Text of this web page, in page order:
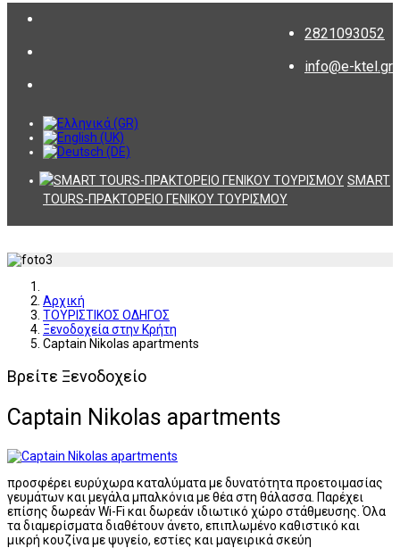
2821093052
info@e-ktel.gr
SMART
TOURS-ΠΡΑΚΤΟΡΕΙΟ ΓΕΝΙΚΟΥ ΤΟΥΡΙΣΜΟΥ
Αρχική
ΤΟΥΡΙΣΤΙΚΟΣ ΟΔΗΓΟΣ
Ξενοδοχεία στην Κρήτη
Captain Nikolas apartments
Βρείτε Ξενοδοχείο
Captain Nikolas apartments
προσφέρει ευρύχωρα καταλύματα με δυνατότητα προετοιμασίας
γευμάτων και μεγάλα μπαλκόνια με θέα στη θάλασσα. Παρέχει
επίσης δωρεάν Wi-Fi και δωρεάν ιδιωτικό χώρο στάθμευσης. Όλα
τα διαμερίσματα διαθέτουν άνετο, επιπλωμένο καθιστικό και
μικρή κουζίνα με ψυγείο, εστίες και μαγειρικά σκεύη